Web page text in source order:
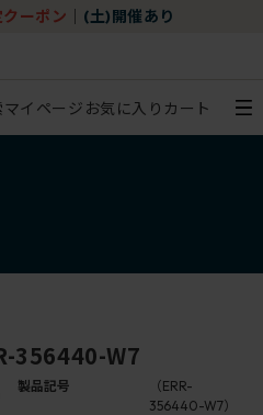
クーポン (土)開催あり
マイページ お気に入り カート
356440-W7
製品記号
（ERR-
356440-W7）